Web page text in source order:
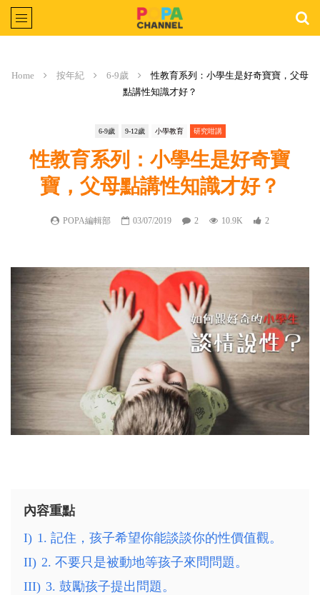
Home 按年紀 6-9歲
性教育系列：小學生是好奇寶寶，父母
點講性知識才好？
6-9歲 9-12歲 小學教育 研究咁講
性教育系列：小學生是好奇寶
寶，父母點講性知識才好？
POPA編輯部 03/07/2019 2 10.9K 2
內容重點
I) 1. 記住，孩子希望你能談談你的性價值觀。
II) 2. 不要只是被動地等孩子來問問題。
III) 3. 鼓勵孩子提出問題。